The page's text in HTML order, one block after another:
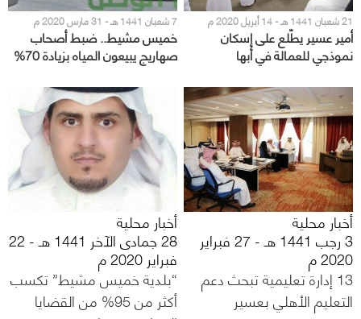
21 شعبان 1441 هـ - 14 أبريل 2020 م
أمير عسير يطّلع على إسكان
نموذجي للعمالة في أبها
7 شعبان 1441 هـ - 31 مارس 2020 م
خميس مشيط.. ضبط أصحاب
صهاريج يبيعون المياه بزيادة 70%
عن سعرها الحقيقي
أخبار محلية
3 رجب 1441 هـ - 27 فبراير
2020 م
13 إدارة تعليمية تبحث دعم
التعليم الأهلي بعسير
أخبار محلية
28 جمادى الآخر 1441 هـ - 22
فبراير 2020 م
“بلدية خميس مشيط” تكسب
أكثر من 95% من القضايا